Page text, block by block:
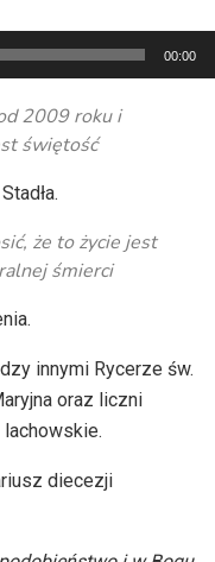
00:00
2009 roku i
świętość
że to życie jest
śmierci
innymi Rycerze św.
oraz liczni
diecezji